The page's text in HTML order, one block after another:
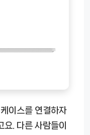
이스를 연결하자
. 다른 사람들이